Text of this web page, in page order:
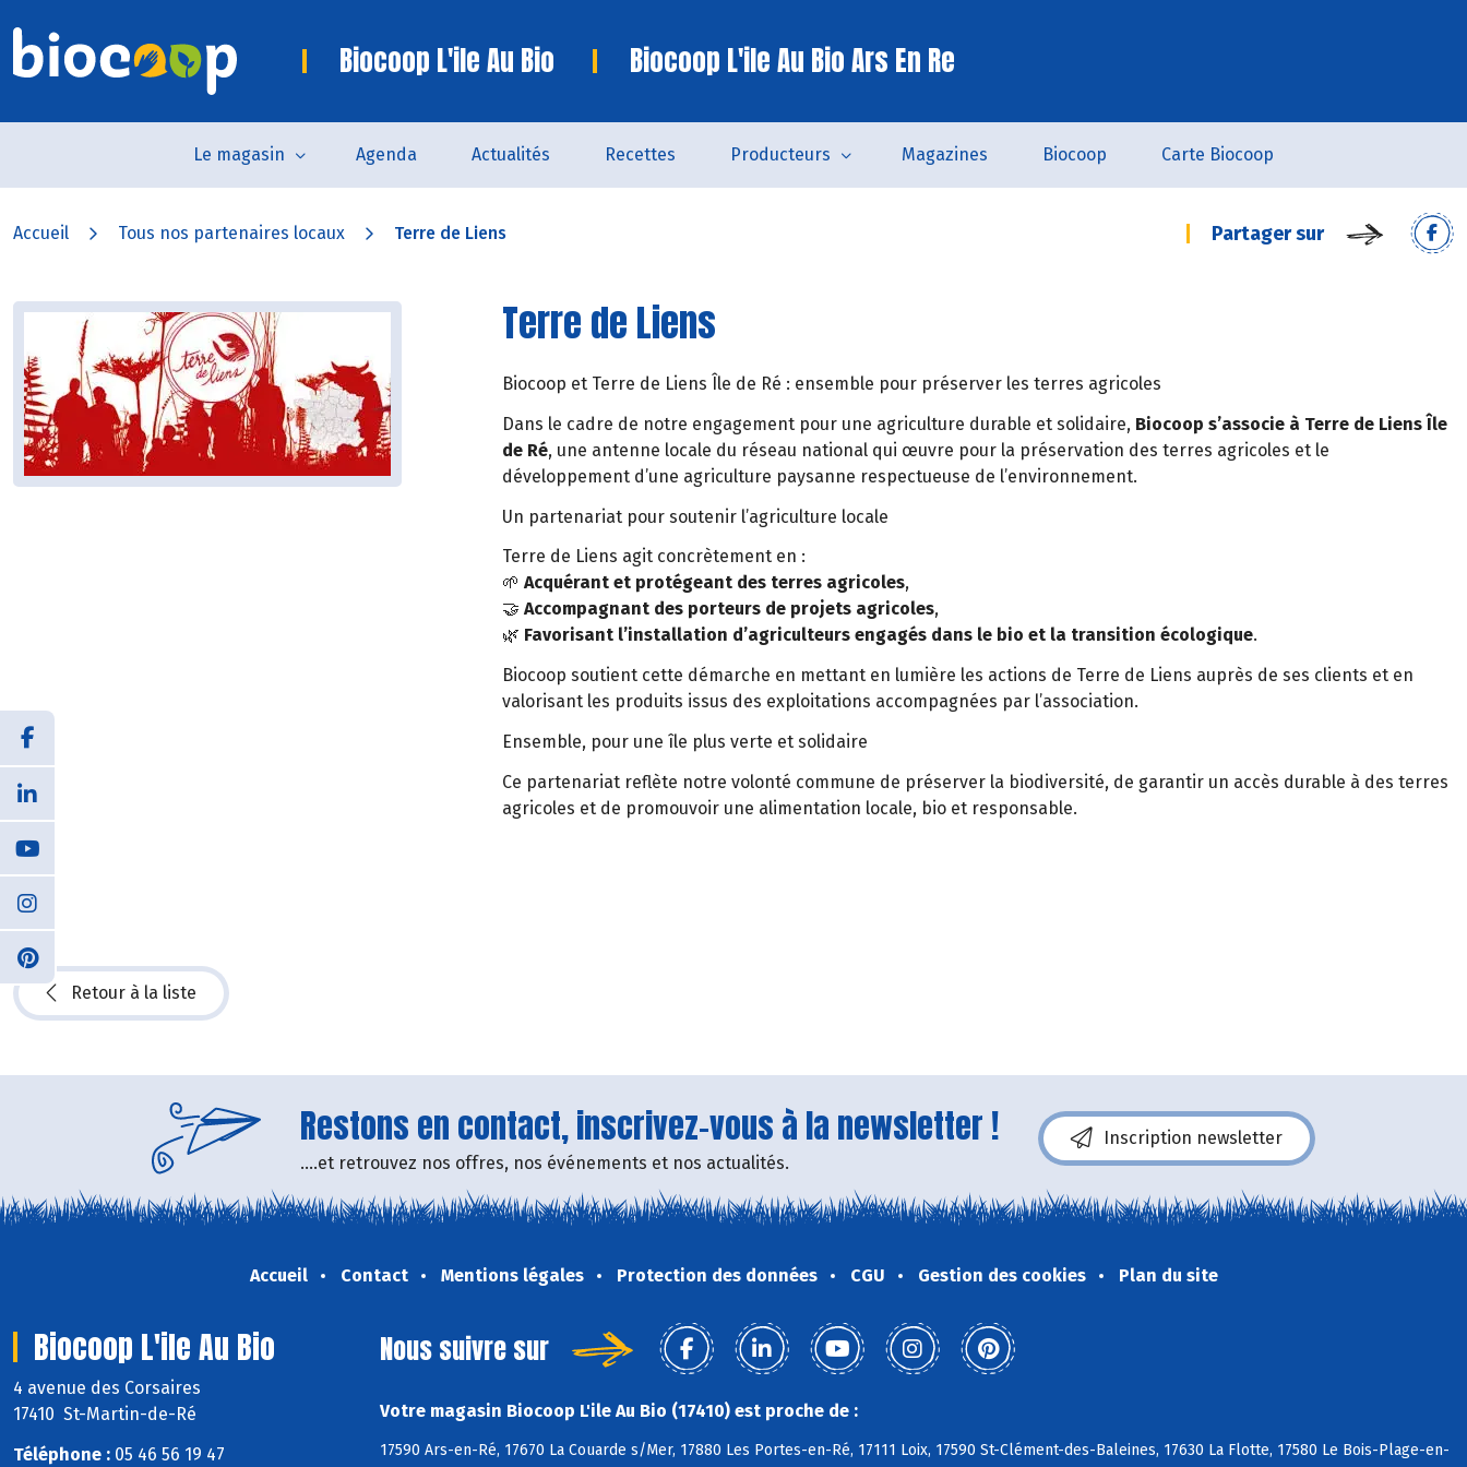
Biocoop L'ile Au Bio Biocoop L'ile Au Bio Ars En Re
Le magasin Agenda Actualités Recettes Producteurs Magazines Biocoop Carte Biocoop
Accueil Tous nos partenaires locaux Terre de Liens Partager sur
Terre de Liens
Biocoop et Terre de Liens Île de Ré : ensemble pour préserver les terres agricoles
Dans le cadre de notre engagement pour une agriculture durable et solidaire, Biocoop s’associe à Terre de Liens Île
de Ré, une antenne locale du réseau national qui œuvre pour la préservation des terres agricoles et le
développement d’une agriculture paysanne respectueuse de l’environnement.
Un partenariat pour soutenir l’agriculture locale
Terre de Liens agit concrètement en :
🌱 Acquérant et protégeant des terres agricoles,
🤝 Accompagnant des porteurs de projets agricoles,
🌿 Favorisant l’installation d’agriculteurs engagés dans le bio et la transition écologique.
Biocoop soutient cette démarche en mettant en lumière les actions de Terre de Liens auprès de ses clients et en
valorisant les produits issus des exploitations accompagnées par l’association.
Ensemble, pour une île plus verte et solidaire
Ce partenariat reflète notre volonté commune de préserver la biodiversité, de garantir un accès durable à des terres
agricoles et de promouvoir une alimentation locale, bio et responsable.
Retour à la liste
Restons en contact, inscrivez-vous à la newsletter !
....et retrouvez nos offres, nos événements et nos actualités.
Inscription newsletter
Accueil Contact Mentions légales Protection des données CGU Gestion des cookies Plan du site
Biocoop L'ile Au Bio
4 avenue des Corsaires
17410 St-Martin-de-Ré
Téléphone : 05 46 56 19 47
Nous suivre sur
Votre magasin Biocoop L'ile Au Bio (17410) est proche de :
17590 Ars-en-Ré, 17670 La Couarde s/Mer, 17880 Les Portes-en-Ré, 17111 Loix, 17590 St-Clément-des-Baleines, 17630 La Flotte, 17580 Le Bois-Plage-en-